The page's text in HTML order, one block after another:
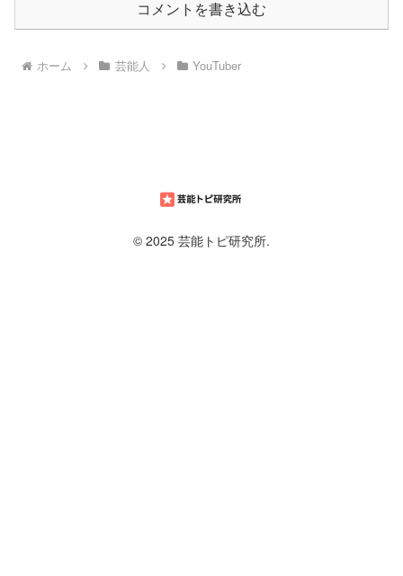
コメントを書き込む
ホーム 芸能人 YouTuber
© 2025 芸能トピ研究所.